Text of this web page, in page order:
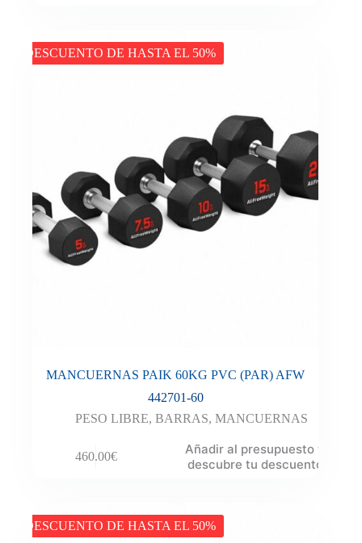
DESCUENTO DE HASTA EL 50%
MANCUERNAS PAIK 60KG PVC (PAR) AFW
442701-60
PESO LIBRE,BARRAS,MANCUERNAS
460.00€
Añadir al presupuesto y
descubre tu descuento
DESCUENTO DE HASTA EL 50%